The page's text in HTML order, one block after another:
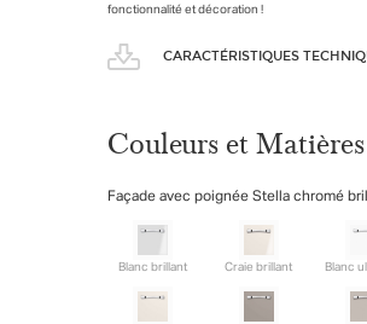
fonctionnalité et décoration !
CARACTÉRISTIQUES
Couleurs et Matières
Façade avec poignée Stella chromé
Blanc brillant Craie brillant Blanc